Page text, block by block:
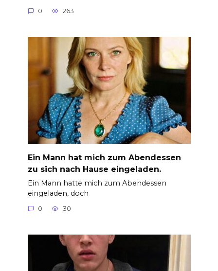
0 263
Ein Mann hat mich zum Abendessen
zu sich nach Hause eingeladen.
Ein Mann hatte mich zum Abendessen
eingeladen, doch
0 30